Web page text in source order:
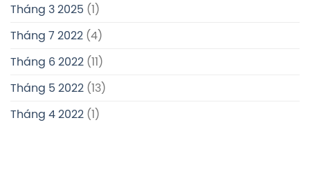
Tháng 3 2025 (1)
Tháng 7 2022 (4)
Tháng 6 2022 (11)
Tháng 5 2022 (13)
Tháng 4 2022 (1)